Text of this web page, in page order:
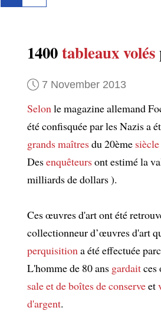
1400tableaux volés
7 November 2013
Selonle magazine allemand
été confisquée par les Nazis a
grands maîtresdu 20ème siècle
Desenquêteursont estimé la
milliards de dollars ).
Ces œuvres d'art ont été
collectionneur d’œuvres d'art
perquisitiona été effectuée
L'homme de 80 ans gardaitces
sale et de boîtes de conserveet
d'argent.